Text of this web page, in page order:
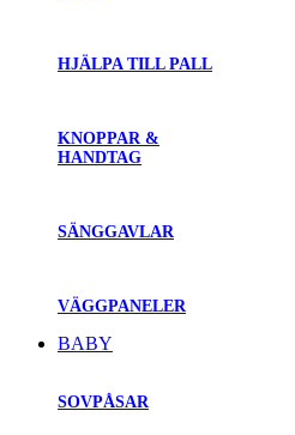
HJÄLPA TILL PALL
KNOPPAR &
HANDTAG
SÄNGGAVLAR
VÄGGPANELER
BABY
SOVPÅSAR